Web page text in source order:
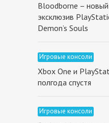
Bloodborne –
эксклюзив
Demon’s Souls
Игровые консоли
Xbox One и
полгода спустя
Игровые консоли